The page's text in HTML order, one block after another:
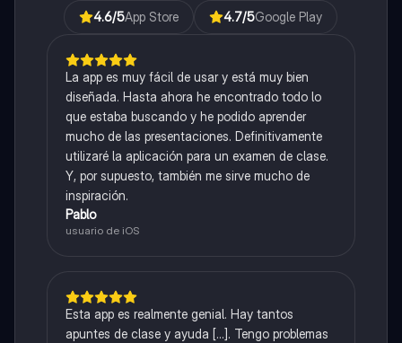
4.6/5App Store 4.7/5Google Play
La app es muy fácil de usar y está muy bien
diseñada. Hasta ahora he encontrado todo lo
que estaba buscando y he podido aprender
mucho de las presentaciones. Definitivamente
utilizaré la aplicación para un examen de clase.
Y, por supuesto, también me sirve mucho de
inspiración.
Pablo
usuario de iOS
Esta app es realmente genial. Hay tantos
apuntes de clase y ayuda [...]. Tengo problemas